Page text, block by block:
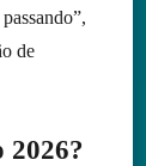
de
2026?